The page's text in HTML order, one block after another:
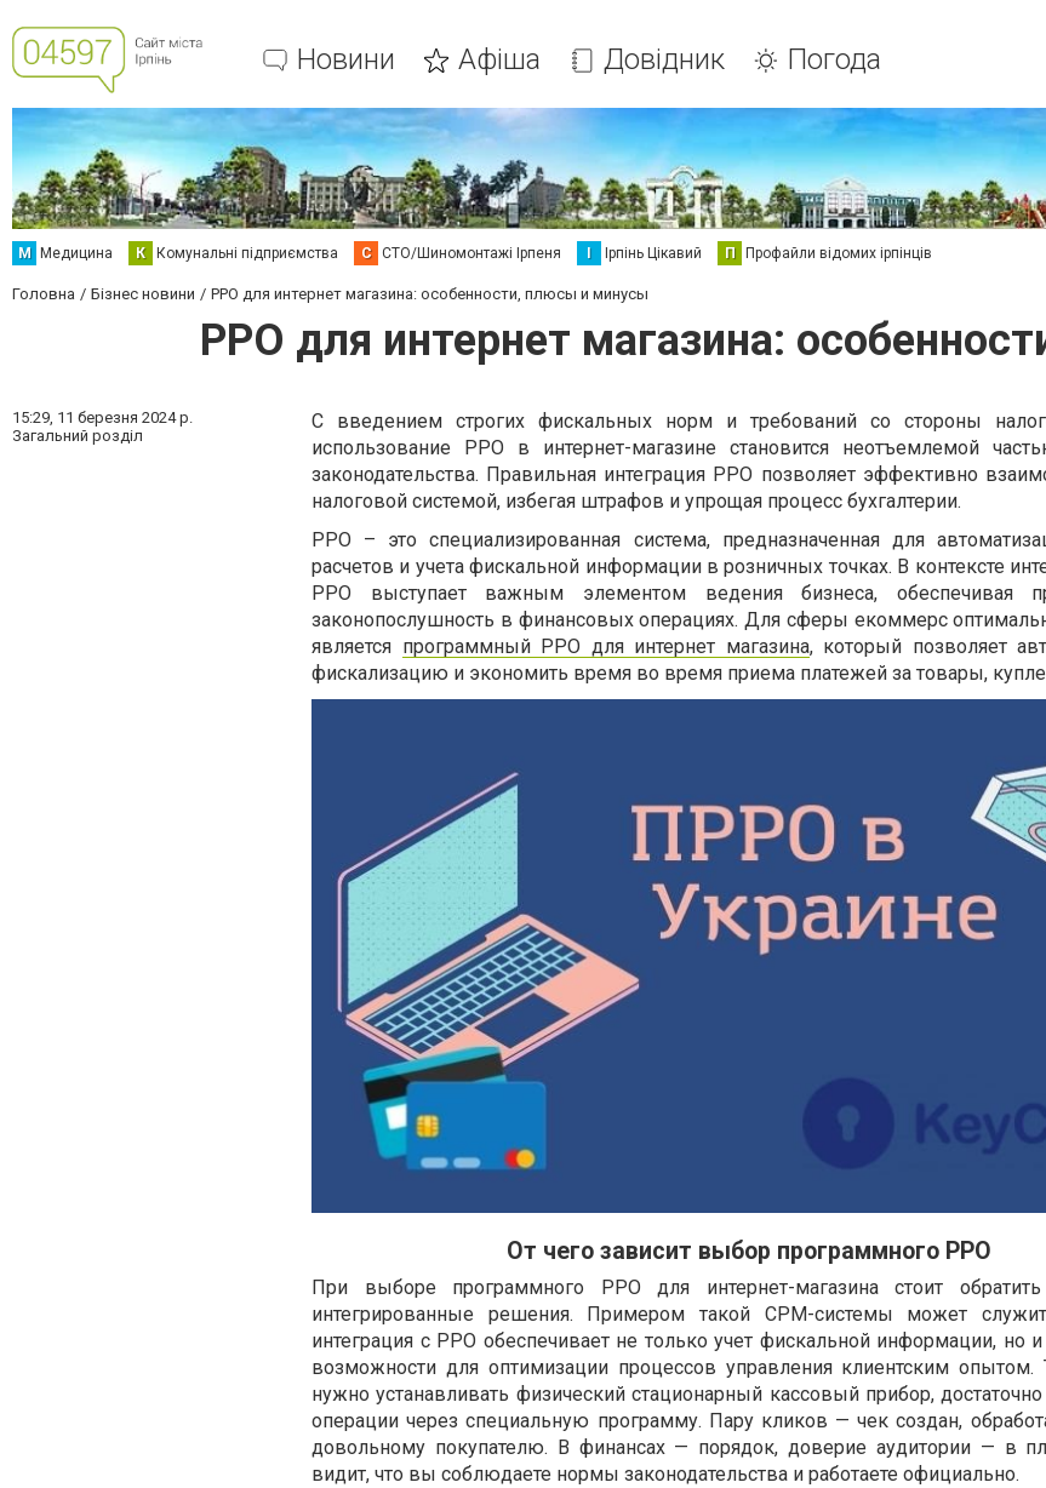
Новини Афіша Довідник Погода
М Медицина К Комунальні підприємства С СТО/Шиномонтажі Ірпеня І Ірпінь Цікавий П Профайли відомих ірпінців
Головна Бізнес новини РРО для интернет магазина: особенности, плюсы и минусы
РРО для интернет магазина:
15:29, 11 березня 2024 р.
Загальний розділ
С введением строгих фискальных норм и требований со стороны
использование РРО в интернет-магазине становится неотъемлемой
законодательства. Правильная интеграция РРО позволяет эффективно
налоговой системой, избегая штрафов и упрощая процесс бухгалтерии.
РРО – это специализированная система, предназначенная для
расчетов и учета фискальной информации в розничных точках. В контексте
РРО выступает важным элементом ведения бизнеса, обеспечивая
законопослушность в финансовых операциях. Для сферы екоммерс
является программный РРО для интернет магазина, который позволяет
фискализацию и экономить время во время приема платежей за товары,
От чего зависит выбор программного РРО
При выборе программного РРО для интернет-магазина стоит
интегрированные решения. Примером такой СРМ-системы может
интеграция с РРО обеспечивает не только учет фискальной информации, но и
возможности для оптимизации процессов управления клиентским
нужно устанавливать физический стационарный кассовый прибор,
операции через специальную программу. Пару кликов — чек создан,
довольному покупателю. В финансах — порядок, доверие аудитории — в
видит, что вы соблюдаете нормы законодательства и работаете официально.